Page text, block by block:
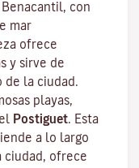
con
mar
ofrece
y sirve de
de la ciudad.
playas,
Postiguet. Esta
a lo largo
ciudad, ofrece